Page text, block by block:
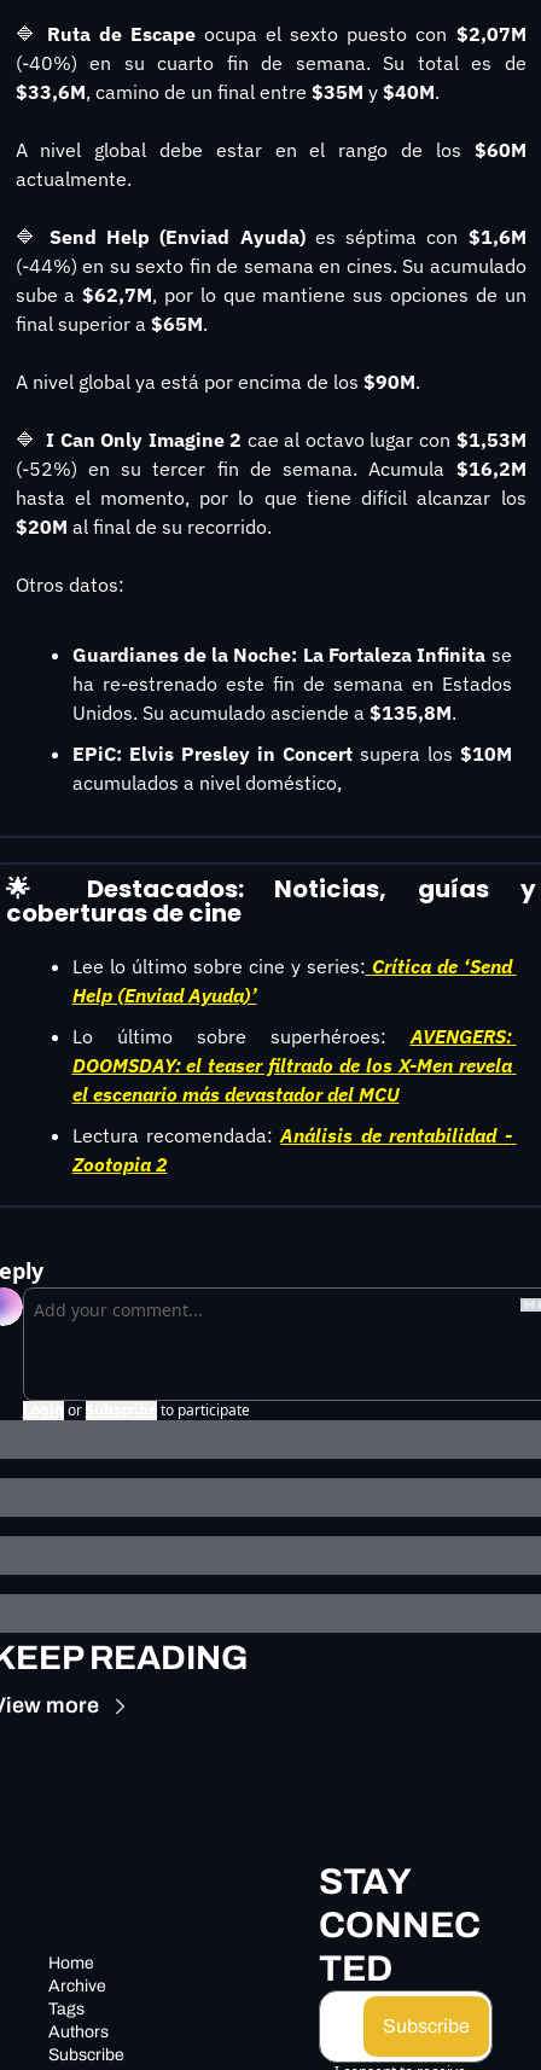
🔷 Ruta de Escape ocupa el sexto puesto con
$33,6M, camino de un final entre $35M y $40M.
A nivel global debe estar en el rango de los $60M
actualmente.
🔷 Send Help (Enviad Ayuda) es séptima con $1,6M
(-44%) en su sexto fin de semana en cines. Su acumulado
sube a $62,7M, por lo que mantiene sus opciones de un
final superior a $65M.
A nivel global ya está por encima de los $90M.
🔷 I Can Only Imagine 2 cae al octavo lugar con $1,53M
(-52%) en su tercer fin de semana. Acumula $16,2M
hasta el momento, por lo que tiene difícil alcanzar los
$20M al final de su recorrido.
Otros datos:
Guardianes de la Noche: La Fortaleza Infinita se
ha re-estrenado este fin de semana en Estados
Unidos. Su acumulado asciende a $135,8M.
EPiC: Elvis Presley in Concert supera los
acumulados a nivel doméstico,
🌟 Destacados: Noticias, guías y
coberturas de cine
Lee lo último sobre cine y series: Crítica de ‘Send
Help (Enviad Ayuda)’
Lo último sobre superhéroes: AVENGERS:
DOOMSDAY: el teaser filtrado de los X-Men revela
el escenario más devastador del MCU
Lectura recomendada: Análisis de rentabilidad -
Zootopia 2
or to participate
READING
more
Home
Archive
Tags
Authors
Subscribe
STAY
CONNEC
TED
Subscribe